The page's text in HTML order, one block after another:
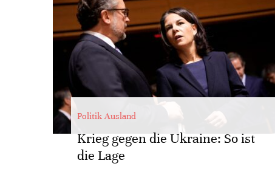
Politik Ausland
Krieg gegen die Ukraine: So ist
die Lage